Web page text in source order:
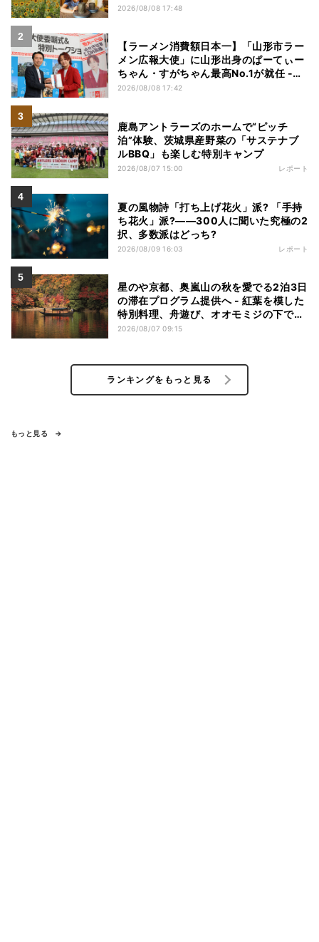
2026/08/08 17:48
【ラーメン消費額日本一】「山形市ラー
メン広報大使」に山形出身のぱーてぃー
ちゃん・すがちゃん最高No.1が就任 -
「山ラー」の魅力を発信へ
2026/08/08 17:42
鹿島アントラーズのホームで“ピッチ
泊”体験、茨城県産野菜の「サステナブ
ルBBQ」も楽しむ特別キャンプ
2026/08/07 15:00 レポート
夏の風物詩「打ち上げ花火」派? 「手持
ち花火」派?――300人に聞いた究極の2
択、多数派はどっち?
2026/08/09 16:03 レポート
星のや京都、奥嵐山の秋を愛でる2泊3日
の滞在プログラム提供へ - 紅葉を模した
特別料理、舟遊び、オオモミジの下でお
こなう深呼吸など
2026/08/07 09:15
ランキングをもっと見る
もっと見る